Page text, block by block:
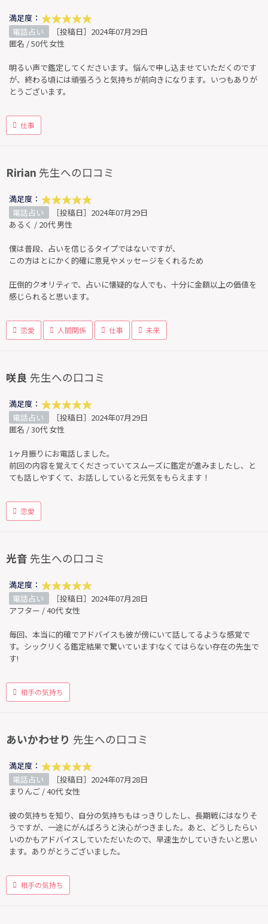
満足度：
電話占い
［投稿日］2024年07月29日
匿名 / 50代 女性
明るい声で鑑定してくださいます。悩んで申し込ませていただくのです
が、終わる頃には頑張ろうと気持ちが前向きになります。いつもありが
とうございます。
仕事
Ririan 先生への口コミ
満足度：
電話占い
［投稿日］2024年07月29日
あるく / 20代 男性
僕は普段、占いを信じるタイプではないですが、
この方はとにかく的確に意見やメッセージをくれるため
圧倒的クオリティで、占いに懐疑的な人でも、十分に金額以上の価値を
感じられると思います。
恋愛 人間関係 仕事 未来
咲良 先生への口コミ
満足度：
電話占い
［投稿日］2024年07月29日
匿名 / 30代 女性
1ヶ月振りにお電話しました。
前回の内容を覚えてくださっていてスムーズに鑑定が進みましたし、と
ても話しやすくて、お話ししていると元気をもらえます！
恋愛
光音 先生への口コミ
満足度：
電話占い
［投稿日］2024年07月28日
アフター / 40代 女性
毎回、本当に的確でアドバイスも彼が傍にいて話してるような感覚で
す。シックリくる鑑定結果で驚いています!なくてはらない存在の先生で
す!
相手の気持ち
あいかわせり 先生への口コミ
満足度：
電話占い
［投稿日］2024年07月28日
まりんご / 40代 女性
彼の気持ちを知り、自分の気持ちもはっきりしたし、長期戦にはなりそ
うですが、一途にがんばろうと決心がつきました。あと、どうしたらい
いのかもアドバイスしていただいたので、早速生かしていきたいと思い
ます。ありがとうございました。
相手の気持ち